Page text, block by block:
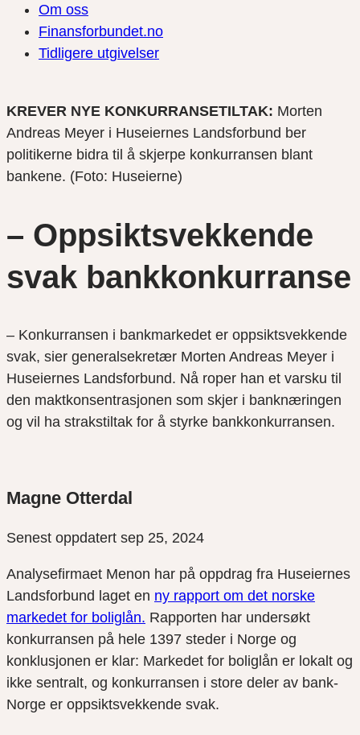
Om oss
Finansforbundet.no
Tidligere utgivelser
KREVER NYE KONKURRANSETILTAK: Morten
Andreas Meyer i Huseiernes Landsforbund ber
politikerne bidra til å skjerpe konkurransen blant
bankene. (Foto: Huseierne)
– Oppsiktsvekkende
svak bankkonkurranse
– Konkurransen i bankmarkedet er oppsiktsvekkende
svak, sier generalsekretær Morten Andreas Meyer i
Huseiernes Landsforbund. Nå roper han et varsku til
den maktkonsentrasjonen som skjer i banknæringen
og vil ha strakstiltak for å styrke bankkonkurransen.
Magne Otterdal
Senest oppdatert sep 25, 2024
Analysefirmaet Menon har på oppdrag fra Huseiernes
Landsforbund laget en ny rapport om det norske
markedet for boliglån. Rapporten har undersøkt
konkurransen på hele 1397 steder i Norge og
konklusjonen er klar: Markedet for boliglån er lokalt og
ikke sentralt, og konkurransen i store deler av bank-
Norge er oppsiktsvekkende svak.